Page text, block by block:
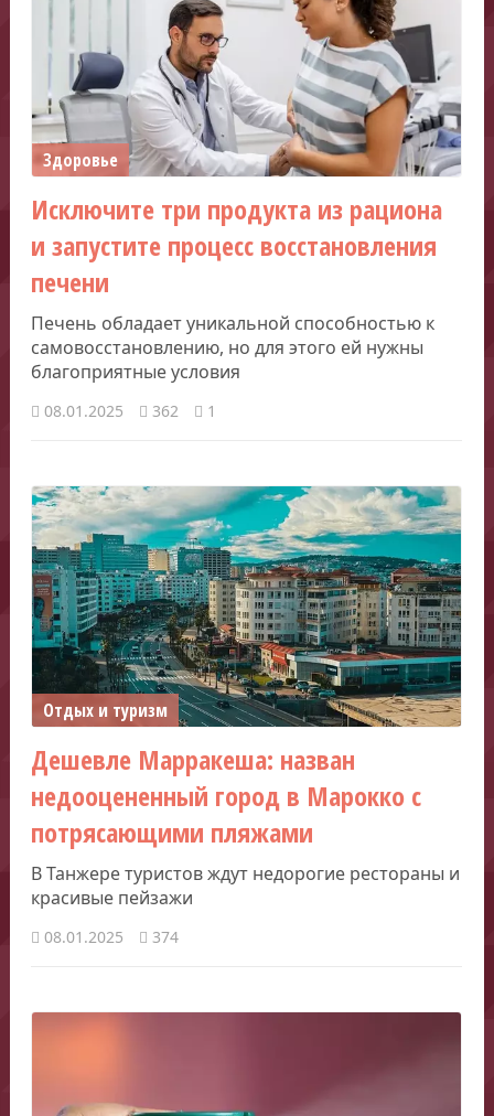
Здоровье
Исключите три продукта из рациона
и запустите процесс восстановления
печени
Печень обладает уникальной способностью к
самовосстановлению, но для этого ей нужны
благоприятные условия
08.01.2025 362 1
Отдых и туризм
Дешевле Марракеша: назван
недооцененный город в Марокко с
потрясающими пляжами
В Танжере туристов ждут недорогие рестораны и
красивые пейзажи
08.01.2025 374